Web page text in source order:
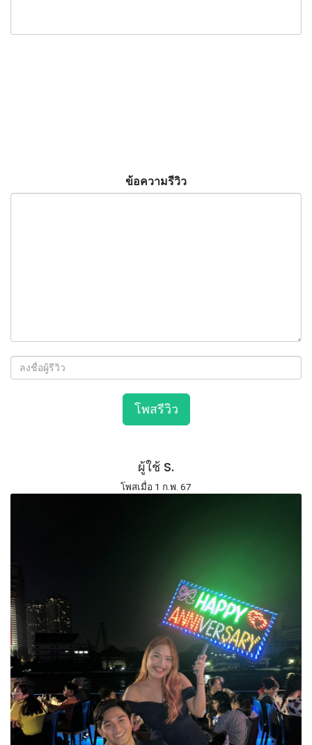
ข้อความรีวิว
โพสรีวิว
ผู้ใช้ S.
โพสเมื่อ 1 ก.พ. 67